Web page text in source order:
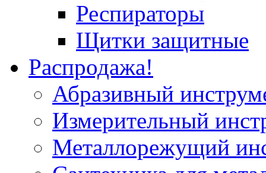
Респираторы
Щитки защитные
Распродажа!
Абразивный
Измерительный
Металлорежущий